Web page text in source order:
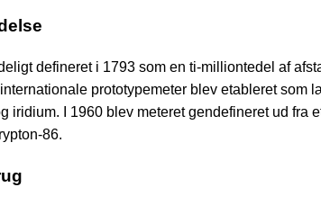
defineret i 1793 som en ti-milliontedel af
prototypemeter blev etableret som
iridium. I 1960 blev meteret gendefineret ud
86.